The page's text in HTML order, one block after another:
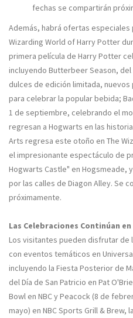
fechas se compartirán
Además, habrá ofertas
Wizarding World of Harry Potter
primera película de Harry Potter
incluyendo Butterbeer Season, del
dulces de edición limitada,
para celebrar la popular bebida;
1 de septiembre, celebrando el
regresan a Hogwarts en las
Arts regresa este otoño en The
el impresionante espectáculo de
Hogwarts Castle" en Hogsmeade,
por las calles de Diagon Alley. Se
próximamente.
Las Celebraciones Continúan
Los visitantes pueden disfrutar de
con eventos temáticos en
incluyendo la Fiesta Posterior de
del Día de San Patricio en Pat
Bowl en NBC y Peacock (8 de
mayo) en NBC Sports Grill &